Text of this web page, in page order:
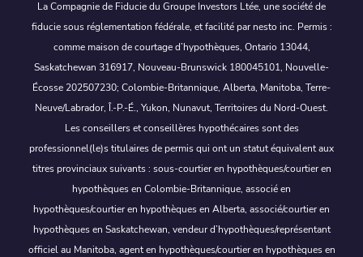
La Compagnie de Fiducie du Groupe Investors Ltée, une société de
fiducie sous réglementation fédérale, et facilité par nesto inc. Permis :
comme maison de courtage d’hypothèques, Ontario 13044,
Saskatchewan 316917, Nouveau-Brunswick 180045101, Nouvelle-
Écosse 202507230; Colombie-Britannique, Alberta, Manitoba, Terre-
Neuve/Labrador, Î.-P.-É., Yukon, Nunavut, Territoires du Nord-Ouest.
Les conseillers et conseillères hypothécaires sont des
professionnel(le)s titulaires de permis qui ont un statut équivalent aux
titres provinciaux suivants : sous-courtier en hypothèques/courtier en
hypothèques en Colombie-Britannique, associé en
hypothèques/courtier en hypothèques en Alberta, associé/courtier en
hypothèques en Saskatchewan, vendeur d’hypothèques/représentant
officiel au Manitoba, agent en hypothèques/courtier en hypothèques en